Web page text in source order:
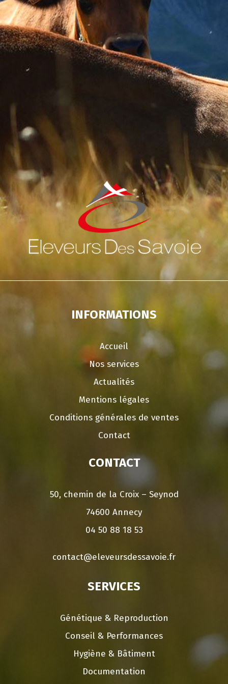
INFORMATIONS
Accueil
Nos services
Actualités
Mentions légales
Conditions générales de ventes
Contact
CONTACT
50, chemin de la Croix – Seynod
74600 Annecy
04 50 88 18 53
contact@eleveursdessavoie.fr
SERVICES
Génétique & Reproduction
Conseil & Performances
Hygiène & Bâtiment
Documentation